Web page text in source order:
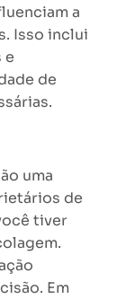
a
Isso inclui
e
de
uma
de
tiver
Em